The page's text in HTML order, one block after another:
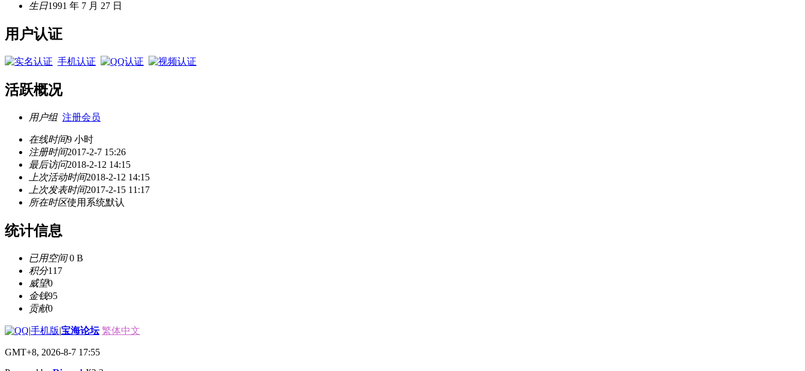
生日1991 年 7 月 27 日
用户认证
手机认证
活跃概况
用户组 注册会员
在线时间9 小时
注册时间2017-2-7 15:26
最后访问2018-2-12 14:15
上次活动时间2018-2-12 14:15
上次发表时间2017-2-15 11:17
所在时区使用系统默认
统计信息
已用空间0 B
积分117
威望0
金钱95
贡献0
|手机版|宝海论坛 繁体中文
GMT+8, 2026-8-7 17:55